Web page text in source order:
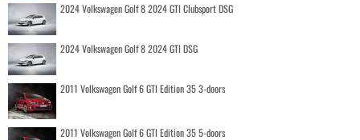
2024 Volkswagen Golf 8 2024 GTI Clubsport DSG
2024 Volkswagen Golf 8 2024 GTI DSG
2011 Volkswagen Golf 6 GTI Edition 35 3-doors
2011 Volkswagen Golf 6 GTI Edition 35 5-doors